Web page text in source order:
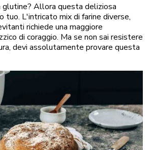
glutine? Allora questa deliziosa
tuo. L'intricato mix di farine diverse,
richiede una maggiore
di coraggio. Ma se non sai resistere
devi assolutamente provare questa